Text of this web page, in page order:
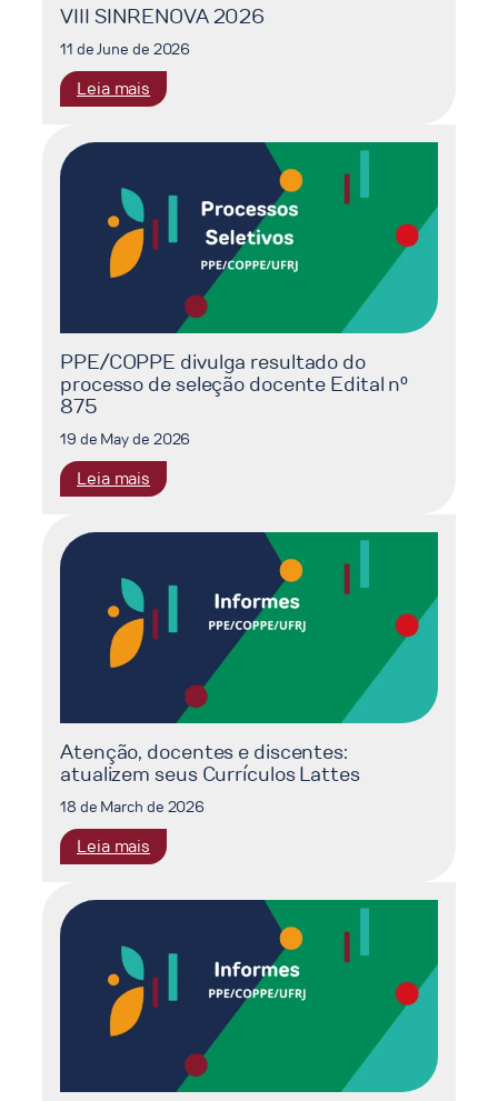
VIII SINRENOVA 2026
11 de June de 2026
Leia mais
VIII
SINRENOVA
PPE/COPPE divulga resultado do
processo de seleção docente Edital nº
875
19 de May de 2026
Leia mais
PPE/COPPE
divulga
processo
seleção
docente
Edital
nº
875
Atenção, docentes e discentes:
atualizem seus Currículos Lattes
18 de March de 2026
Leia mais
Atenção,
docentes
atualizem
Currículos